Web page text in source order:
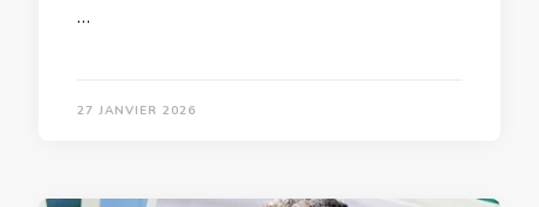
…
27 JANVIER 2026